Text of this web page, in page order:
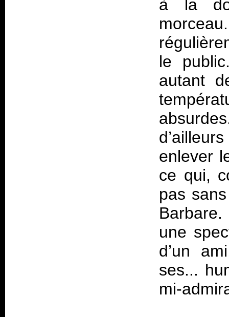
à la
le
autant
enlever
ce qui,
pas
une
d’un
ses...
mi-